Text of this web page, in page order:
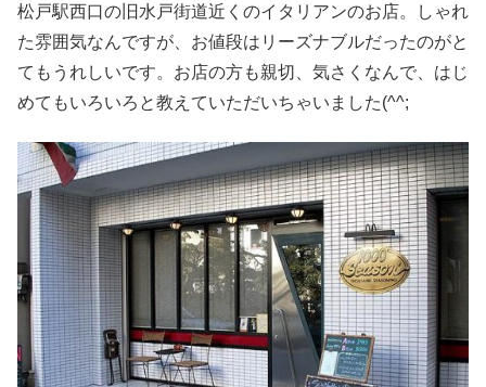
松戸駅西口の旧水戸街道近くのイタリアンのお店。しゃれ
た雰囲気なんですが、お値段はリーズナブルだったのがと
てもうれしいです。お店の方も親切、気さくなんで、はじ
めてもいろいろと教えていただいちゃいました(^^;